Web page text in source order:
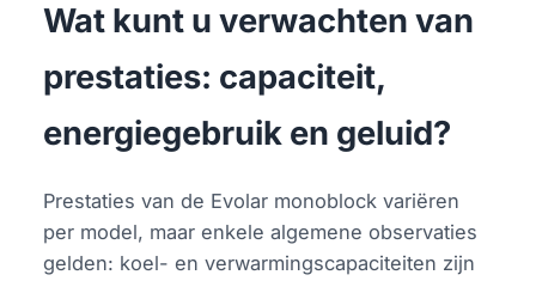
Wat kunt u verwachten van
prestaties: capaciteit,
energiegebruik en geluid?
Prestaties van de Evolar monoblock variëren
per model, maar enkele algemene observaties
gelden: koel- en verwarmingscapaciteiten zijn